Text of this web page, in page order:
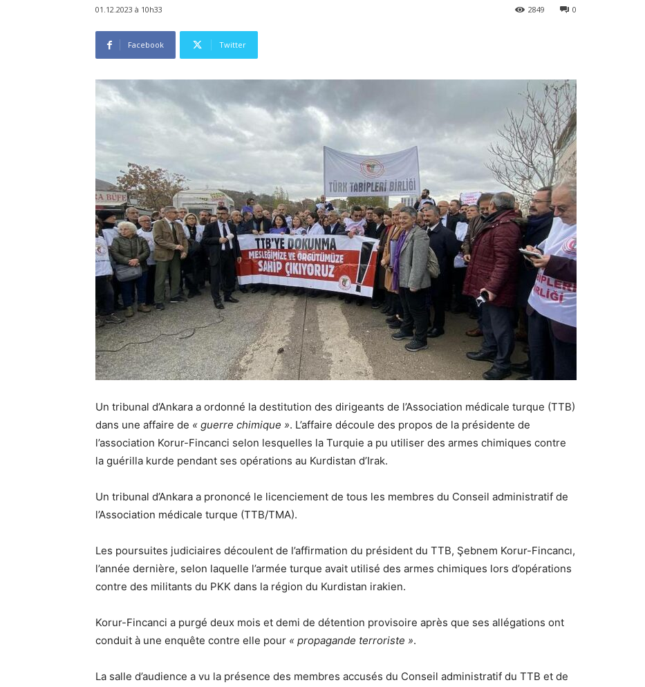
01.12.2023 à 10h33 0
2849
Facebook Twitter
Un tribunal d’Ankara a ordonné la destitution des dirigeants de l’Association médicale turque (TTB)
dans une affaire de « guerre chimique ». L’affaire découle des propos de la présidente de
l’association Korur-Fincanci selon lesquelles la Turquie a pu utiliser des armes chimiques contre
la guérilla kurde pendant ses opérations au Kurdistan d’Irak.
Un tribunal d’Ankara a prononcé le licenciement de tous les membres du Conseil administratif de
l’Association médicale turque (TTB/TMA).
Les poursuites judiciaires découlent de l’affirmation du président du TTB, Şebnem Korur-Fincancı,
l’année dernière, selon laquelle l’armée turque avait utilisé des armes chimiques lors d’opérations
contre des militants du PKK dans la région du Kurdistan irakien.
Korur-Fincanci a purgé deux mois et demi de détention provisoire après que ses allégations ont
conduit à une enquête contre elle pour « propagande terroriste ».
La salle d’audience a vu la présence des membres accusés du Conseil administratif du TTB et de